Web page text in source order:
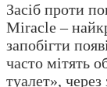
Засіб проти
Miracle –
запобігти
часто мітять
туалет»,